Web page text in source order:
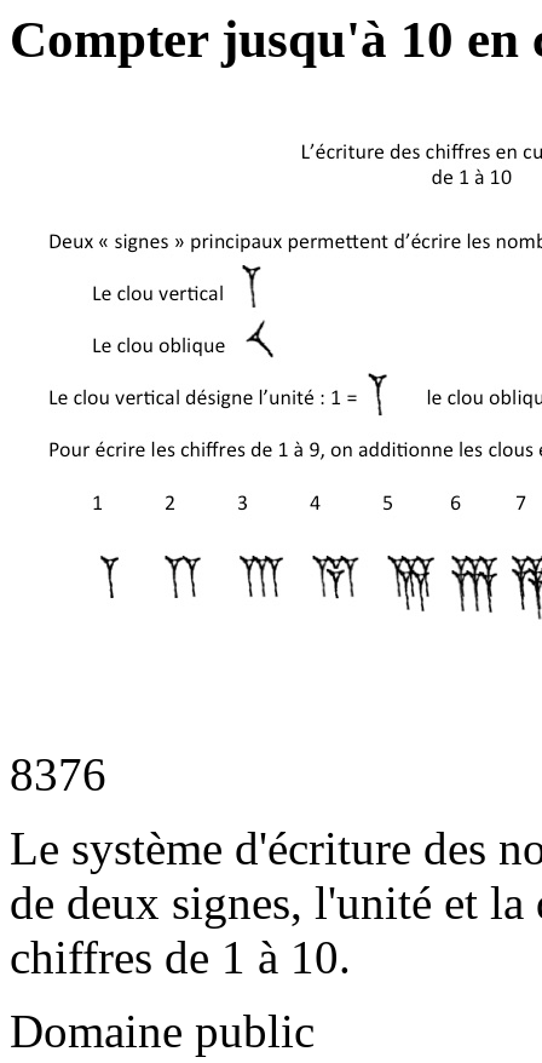
Compter jusqu'à 10 en
8376
Le système d'écriture des
de deux signes, l'unité et
chiffres de 1 à 10.
Domaine public